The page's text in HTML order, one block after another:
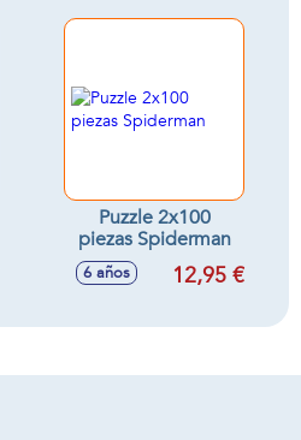
Puzzle 2x100
piezas Spiderman
6 años 12,95 €